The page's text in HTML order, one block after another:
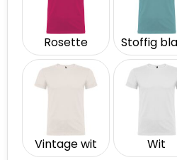
Rosette
Vintage wit Wit